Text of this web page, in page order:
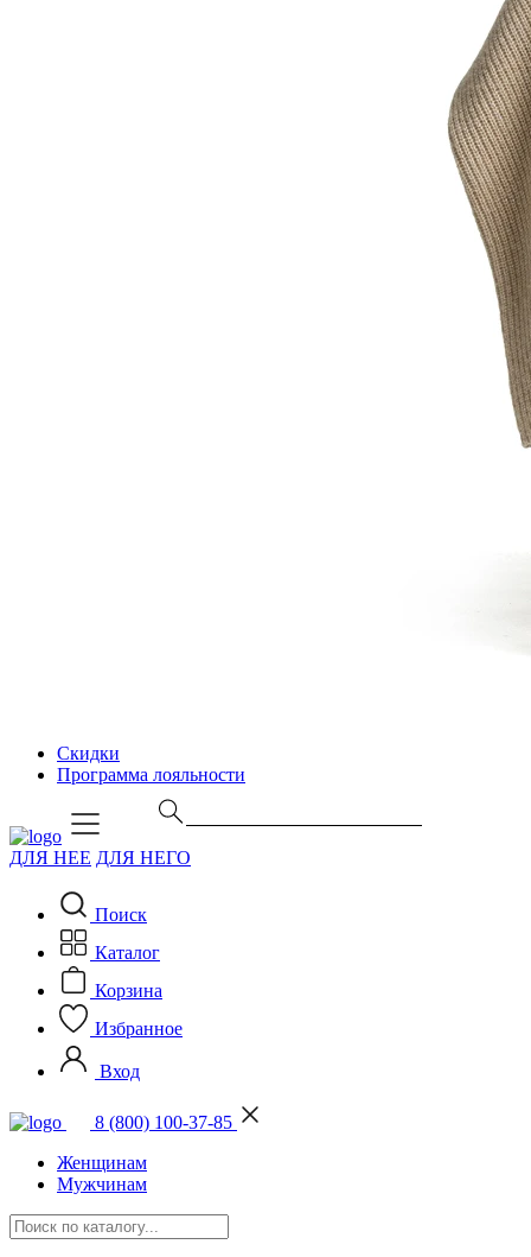
Скидки
Программа лояльности
ДЛЯ НЕЕ ДЛЯ НЕГО
Поиск
Каталог
Корзина
Избранное
Вход
8 (800) 100-37-85
Женщинам
Мужчинам